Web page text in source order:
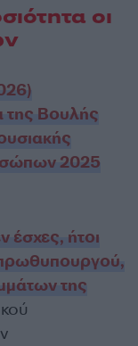
οι
της Βουλής
2025
έσχες, ήτοι
της